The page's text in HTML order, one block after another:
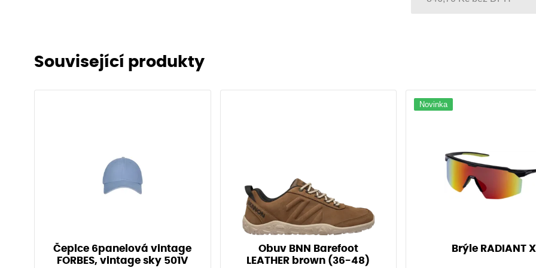
Související produkty
Čepice 6panelová vintage
FORBES, vintage sky 501V
Obuv BNN Barefoot
LEATHER brown (36-48)
Novinka
Brýle RADIANT X